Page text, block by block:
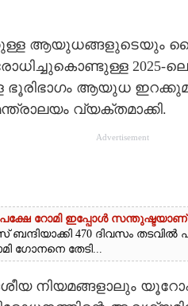
ആയുധങ്ങളുടെയും
ഭൂരിഭാഗം ആയുധ
വ്യക്തമാക്കി.
Advertisement
പക്ഷേ റോമി ഇപ്പോൾ സന്തുഷ്ടയാണ്
470 ദിവസം തടവിൽ
ഗോനനെ തേടി...
നിയമങ്ങളാലും